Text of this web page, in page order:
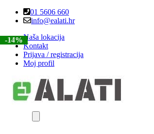
Skip
Skip
01 5606 660
info@ealati.hr
Naša lokacija
Kontakt
Prijava / registracija
Moj profil
-37%
-14%